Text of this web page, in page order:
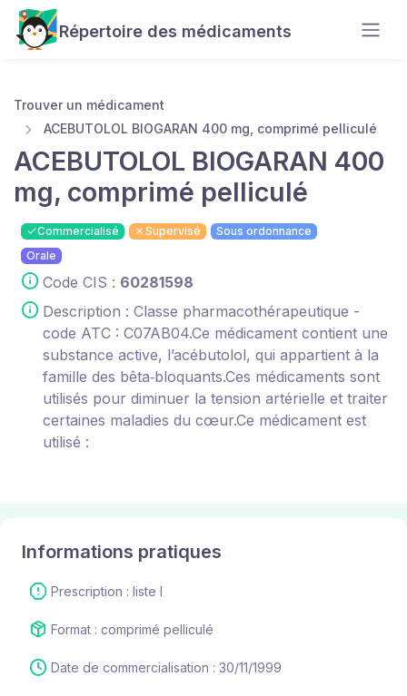
Répertoire des médicaments
Trouver un médicament
ACEBUTOLOL BIOGARAN 400 mg, comprimé pelliculé
ACEBUTOLOL BIOGARAN 400
mg, comprimé pelliculé
Commercialisé Supervisé
Sous ordonnance
Orale
Code CIS : 60281598
Description : Classe pharmacothérapeutique -
code ATC : C07AB04.Ce médicament contient une
substance active, l’acébutolol, qui appartient à la
famille des bêta‑bloquants.Ces médicaments sont
utilisés pour diminuer la tension artérielle et traiter
certaines maladies du cœur.Ce médicament est
utilisé :
Informations pratiques
Prescription : liste I
Format : comprimé pelliculé
Date de commercialisation : 30/11/1999